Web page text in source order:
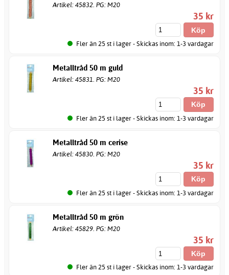
Artikel: 45832. PG: M20
35 kr
Fler än 25 st i lager - Skickas inom: 1-3 vardagar
Metalltråd 50 m guld
Artikel: 45831. PG: M20
35 kr
Fler än 25 st i lager - Skickas inom: 1-3 vardagar
Metalltråd 50 m cerise
Artikel: 45830. PG: M20
35 kr
Fler än 25 st i lager - Skickas inom: 1-3 vardagar
Metalltråd 50 m grön
Artikel: 45829. PG: M20
35 kr
Fler än 25 st i lager - Skickas inom: 1-3 vardagar